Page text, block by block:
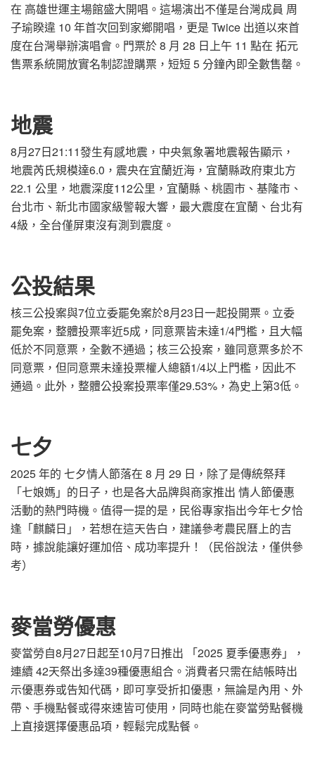
在 高雄世運主場館盛大開唱。這場演出不僅是台灣成員 周
子瑜睽違 10 年首次回到家鄉開唱，更是 Twice 出道以來首
度在台灣舉辦演唱會。門票於 8 月 28 日上午 11 點在 拓元
售票系統開放實名制認證購票，短短 5 分鐘內即全數售罄。
地震
8月27日21:11發生有感地震，中央氣象署地震報告顯示，
地震芮氏規模達6.0，震央在宜蘭近海，宜蘭縣政府東北方
22.1 公里，地震深度112公里，宜蘭縣、桃園市、基隆市、
台北市、新北市國家級警報大響，最大震度在宜蘭、台北有
4級，全台僅屏東沒有測到震度。
公投結果
核三公投案與7位立委罷免案於8月23日一起投開票。立委
罷免案，整體投票率近5成，同意票皆未達1/4門檻，且大幅
低於不同意票，全數不通過；核三公投案，雖同意票多於不
同意票，但同意票未達投票權人總額1/4以上門檻，因此不
通過。此外，整體公投案投票率僅29.53%，為史上第3低。
七夕
2025 年的 七夕情人節落在 8 月 29 日，除了是傳統祭拜
「七娘媽」的日子，也是各大品牌與商家推出 情人節優惠
活動的熱門時機。值得一提的是，民俗專家指出今年七夕恰
逢「麒麟日」，若想在這天告白，建議參考農民曆上的吉
時，據說能讓好運加倍、成功率提升！（民俗說法，僅供參
考）
麥當勞優惠
麥當勞自8月27日起至10月7日推出 「2025 夏季優惠券」，
連續 42天祭出多達39種優惠組合。消費者只需在結帳時出
示優惠券或告知代碼，即可享受折扣優惠，無論是內用、外
帶、手機點餐或得來速皆可使用，同時也能在麥當勞點餐機
上直接選擇優惠品項，輕鬆完成點餐。